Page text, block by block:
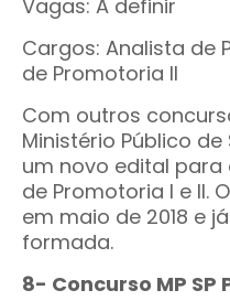
Vagas: A definir
Cargos: Analista de
de Promotoria II
Com outros
Ministério Público
um novo edital
de Promotoria I e II.
em maio de 2018 e
formada.
8- Concurso MP SP